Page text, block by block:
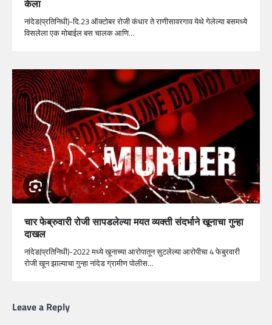
केला
नांदेड(प्रतिनिधी)-दि.23 ऑक्टोबर रोजी कंधार ते राणीसावरगाव येथे गेलेल्या बसमध्ये
विसलेला एक मोबाईल बस चालक आणि…
चार फेब्रुवारी रोजी सापडलेल्या मयत व्यक्ती संदर्भाने खूनाचा गुन्हा
दाखल
नांदेड(प्रतिनिधी)-2022 मध्ये खूनाच्या आरोपातून सुटलेल्या आरोपीचा 4 फेबु्रवारी
रोजी खून झाल्याचा गुन्हा नांदेड ग्रामीण पोलीस…
Leave a Reply